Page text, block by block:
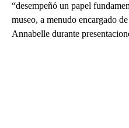
“desempeñó un papel
museo, a menudo encargado
Annabelle durante